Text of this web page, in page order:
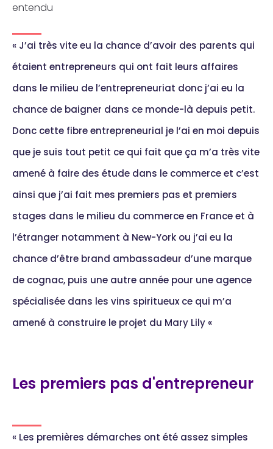
entendu
« J’ai très vite eu la chance d’avoir des parents qui
étaient entrepreneurs qui ont fait leurs affaires
dans le milieu de l’entrepreneuriat donc j’ai eu la
chance de baigner dans ce monde-là depuis petit.
Donc cette fibre entrepreneurial je l’ai en moi depuis
que je suis tout petit ce qui fait que ça m’a très vite
amené à faire des étude dans le commerce et c’est
ainsi que j’ai fait mes premiers pas et premiers
stages dans le milieu du commerce en France et à
l’étranger notamment à New-York ou j’ai eu la
chance d’être brand ambassadeur d’une marque
de cognac, puis une autre année pour une agence
spécialisée dans les vins spiritueux ce qui m’a
amené à construire le projet du Mary Lily «
Les premiers pas d'entrepreneur
« Les premières démarches ont été assez simples